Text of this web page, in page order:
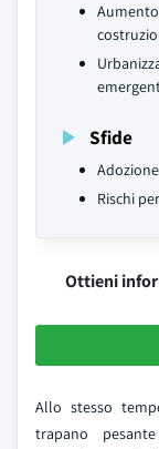
Sfide
Rischi
Ottieni
Allo stesso
trapano